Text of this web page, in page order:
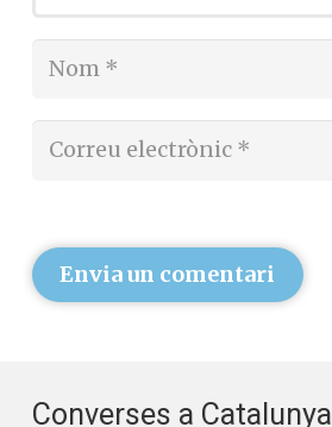
Envia un comentari
Converses a Catalunya